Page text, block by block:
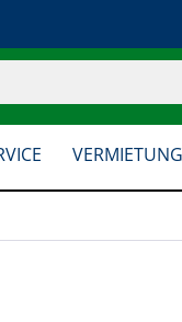
VERMIETUNG